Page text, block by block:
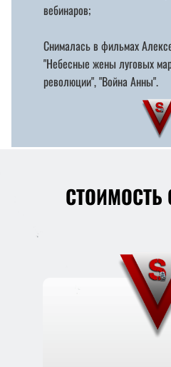
вебинаров;
Снималась в фильмах
"Небесные жены луговых
революции", "Война Анны".
СТОИМОСТЬ